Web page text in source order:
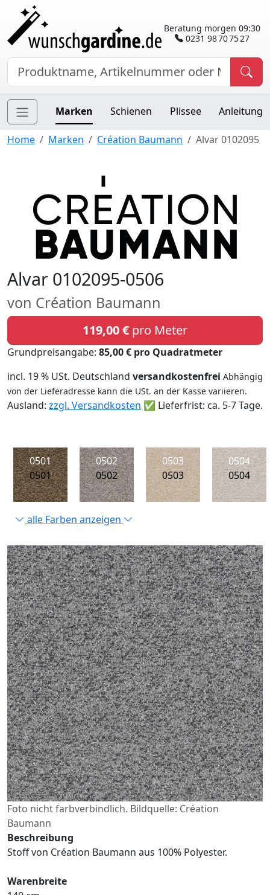
Beratung morgen 09:30
0231 98 70 75 27
Marken Schienen Plissee Anleitung
Home Marken Création Baumann Alvar 0102095
Alvar 0102095-0506
von Création Baumann
119,00 € pro Meter
Grundpreisangabe: 85,00 € pro Quadratmeter
incl. 19 % USt. Deutschland versandkostenfrei Abhängig
von der Lieferadresse kann die USt. an der Kasse variieren.
Ausland: zzgl. Versandkosten ✅ Lieferfrist: ca. 5-7 Tage.
0501
0501
0502
0502
0503
0503
0504
0504
alle Farben anzeigen
Foto nicht farbverbindlich. Bildquelle: Création
Baumann
Beschreibung
Stoff von Création Baumann aus 100% Polyester.
Warenbreite